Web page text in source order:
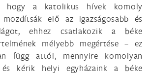
a katolikus hívek komoly
mozdítsák elő az igazságosabb és
ehhez csatlakozik a béke
mélyebb megértése – ez
függ attól, mennyire komolyan
kérik helyi egyházaink a béke